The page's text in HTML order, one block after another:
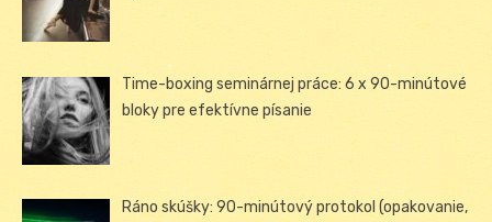
Time-boxing seminárnej práce: 6 x 90-minútové
bloky pre efektívne písanie
Ráno skúšky: 90-minútový protokol (opakovanie,